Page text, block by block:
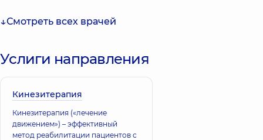
Васильевна
Смотреть всех врачей
Услиги направления
Кинезитерапия
Кинезитерапия («лечение
движением») – эффективный
метод реабилитации пациентов с